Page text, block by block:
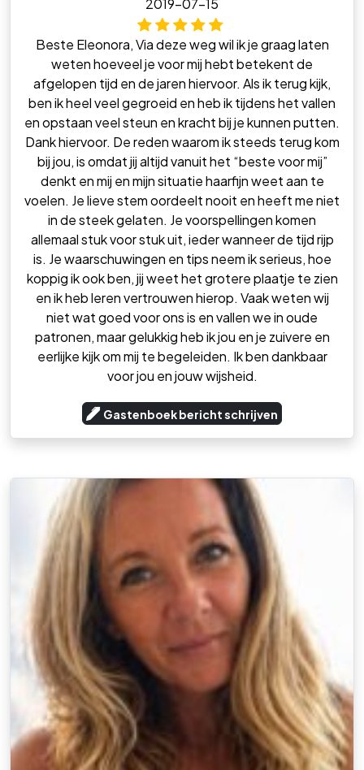
2019-07-15
Beste Eleonora, Via deze weg wil ik je graag laten
weten hoeveel je voor mij hebt betekent de
afgelopen tijd en de jaren hiervoor. Als ik terug kijk,
ben ik heel veel gegroeid en heb ik tijdens het vallen
en opstaan veel steun en kracht bij je kunnen putten.
Dank hiervoor. De reden waarom ik steeds terug kom
bij jou, is omdat jij altijd vanuit het “beste voor mij”
denkt en mij en mijn situatie haarfijn weet aan te
voelen. Je lieve stem oordeelt nooit en heeft me niet
in de steek gelaten. Je voorspellingen komen
allemaal stuk voor stuk uit, ieder wanneer de tijd rijp
is. Je waarschuwingen en tips neem ik serieus, hoe
koppig ik ook ben, jij weet het grotere plaatje te zien
en ik heb leren vertrouwen hierop. Vaak weten wij
niet wat goed voor ons is en vallen we in oude
patronen, maar gelukkig heb ik jou en je zuivere en
eerlijke kijk om mij te begeleiden. Ik ben dankbaar
voor jou en jouw wijsheid.
Gastenboek bericht schrijven